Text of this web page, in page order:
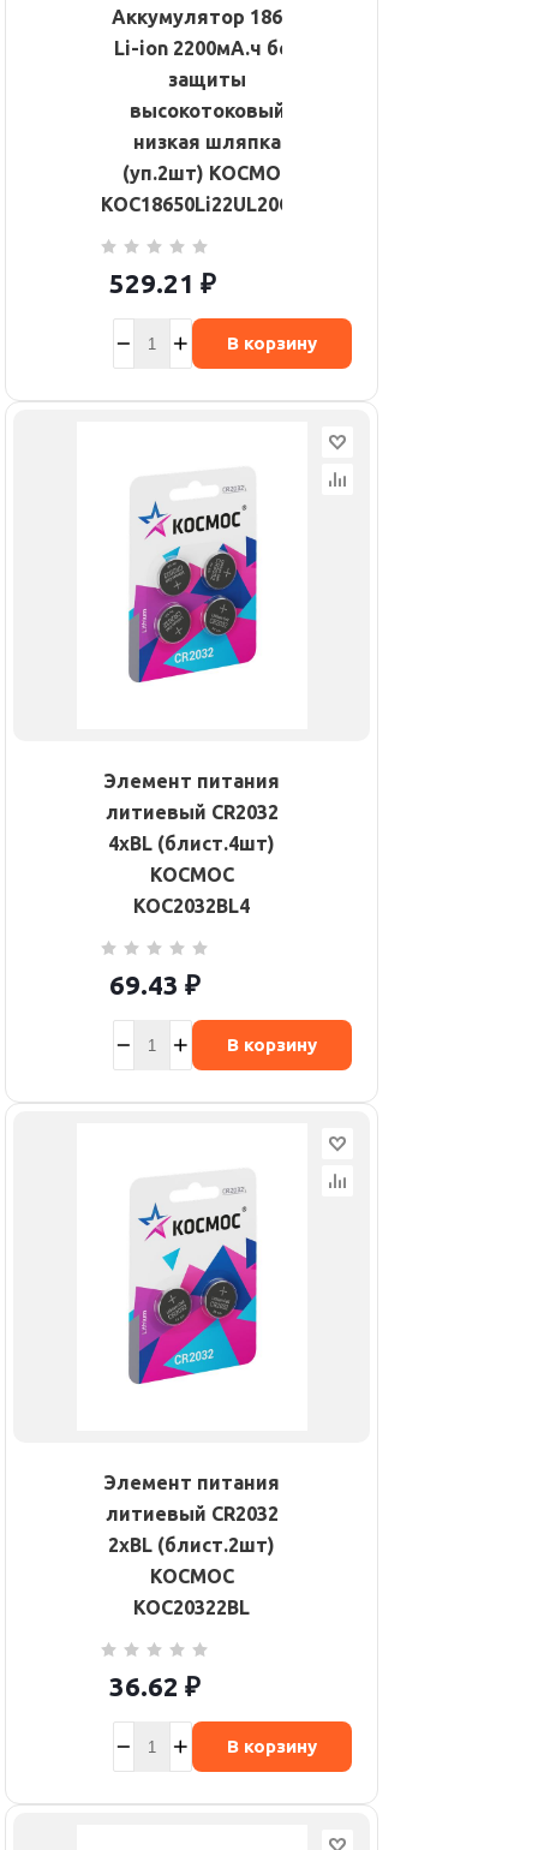
Аккумулятор 18650
Li-ion 2200мА.ч без
защиты
высокотоковый
низкая шляпка
(уп.2шт) КОСМОС
KOC18650Li22UL20CS2
529.21 ₽
В корзину
Элемент питания
литиевый CR2032
4хBL (блист.4шт)
КОСМОС
KOC2032BL4
69.43 ₽
В корзину
Элемент питания
литиевый CR2032
2хBL (блист.2шт)
КОСМОС
KOC20322BL
36.62 ₽
В корзину